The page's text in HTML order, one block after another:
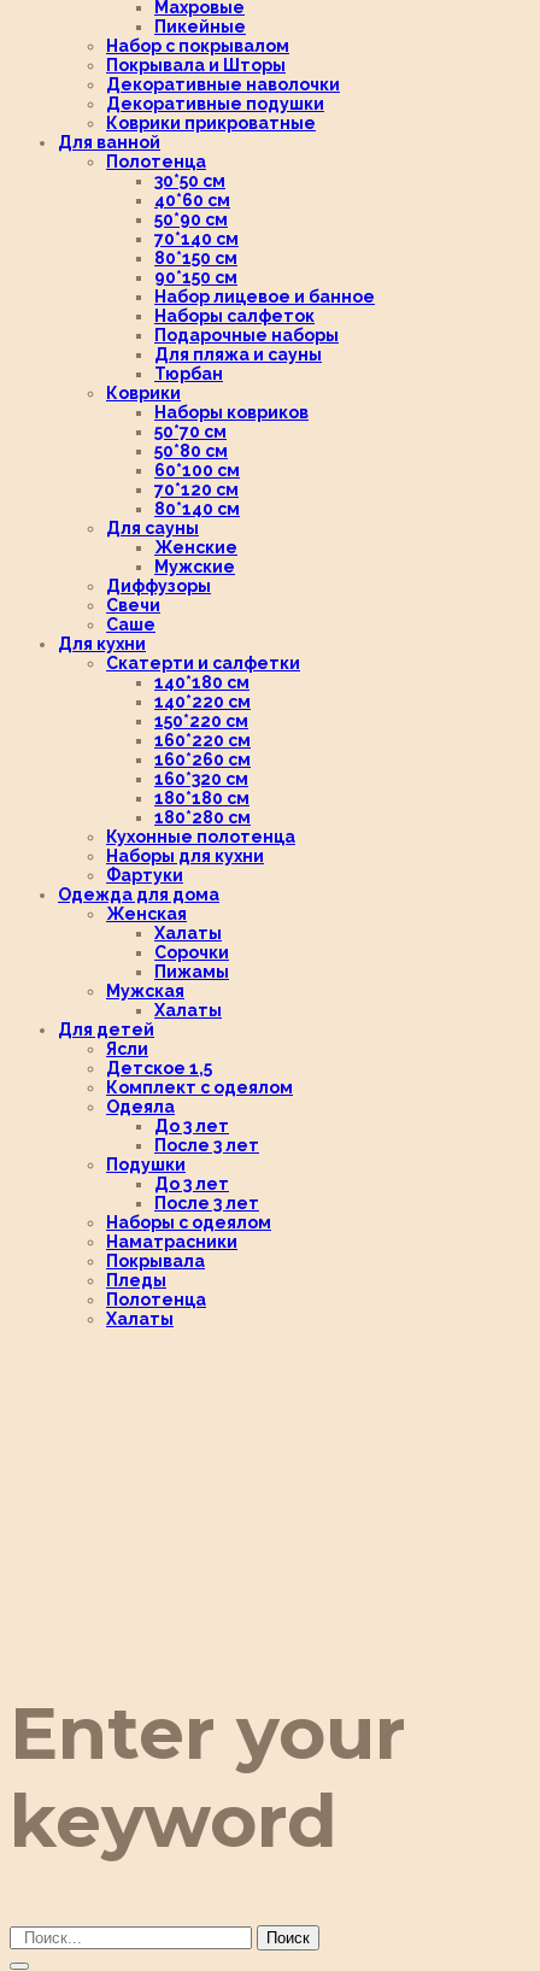
Махровые
Пикейные
Набор с покрывалом
Покрывала и Шторы
Декоративные наволочки
Декоративные подушки
Коврики прикроватные
Для ванной
Полотенца
30*50 см
40*60 см
50*90 см
70*140 см
80*150 см
90*150 см
Набор лицевое и банное
Наборы салфеток
Подарочные наборы
Для пляжа и сауны
Тюрбан
Коврики
Наборы ковриков
50*70 см
50*80 см
60*100 см
70*120 см
80*140 см
Для сауны
Женские
Мужские
Диффузоры
Свечи
Саше
Для кухни
Скатерти и салфетки
140*180 см
140*220 см
150*220 см
160*220 см
160*260 см
160*320 см
180*180 см
180*280 см
Кухонные полотенца
Наборы для кухни
Фартуки
Одежда для дома
Женская
Халаты
Сорочки
Пижамы
Мужская
Халаты
Для детей
Ясли
Детское 1,5
Комплект с одеялом
Одеяла
До 3 лет
После 3 лет
Подушки
До 3 лет
После 3 лет
Наборы с одеялом
Наматрасники
Покрывала
Пледы
Полотенца
Халаты
Enter your
keyword
Поиск